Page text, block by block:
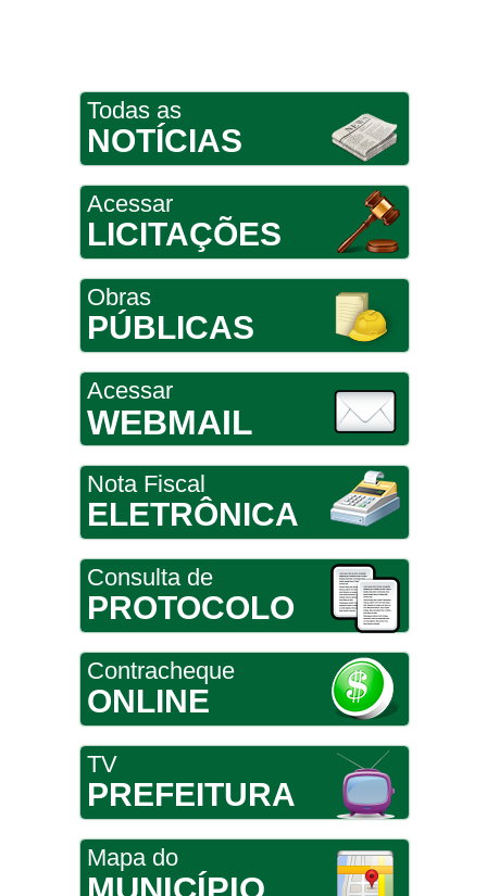
Todas as
NOTÍCIAS
Acessar
LICITAÇÕES
Obras
PÚBLICAS
Acessar
WEBMAIL
Nota Fiscal
ELETRÔNICA
Consulta de
PROTOCOLO
Contracheque
ONLINE
TV
PREFEITURA
Mapa do